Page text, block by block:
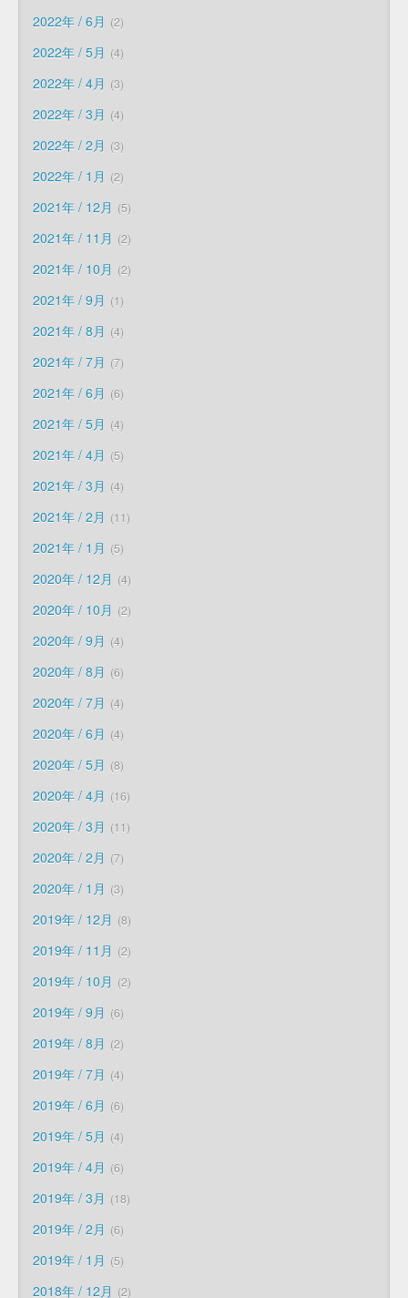
2022年 / 6月 2
2022年 / 5月 4
2022年 / 4月 3
2022年 / 3月 4
2022年 / 2月 3
2022年 / 1月 2
2021年 / 12月 5
2021年 / 11月 2
2021年 / 10月 2
2021年 / 9月 1
2021年 / 8月 4
2021年 / 7月 7
2021年 / 6月 6
2021年 / 5月 4
2021年 / 4月 5
2021年 / 3月 4
2021年 / 2月 11
2021年 / 1月 5
2020年 / 12月 4
2020年 / 10月 2
2020年 / 9月 4
2020年 / 8月 6
2020年 / 7月 4
2020年 / 6月 4
2020年 / 5月 8
2020年 / 4月 16
2020年 / 3月 11
2020年 / 2月 7
2020年 / 1月 3
2019年 / 12月 8
2019年 / 11月 2
2019年 / 10月 2
2019年 / 9月 6
2019年 / 8月 2
2019年 / 7月 4
2019年 / 6月 6
2019年 / 5月 4
2019年 / 4月 6
2019年 / 3月 18
2019年 / 2月 6
2019年 / 1月 5
2018年 / 12月 2